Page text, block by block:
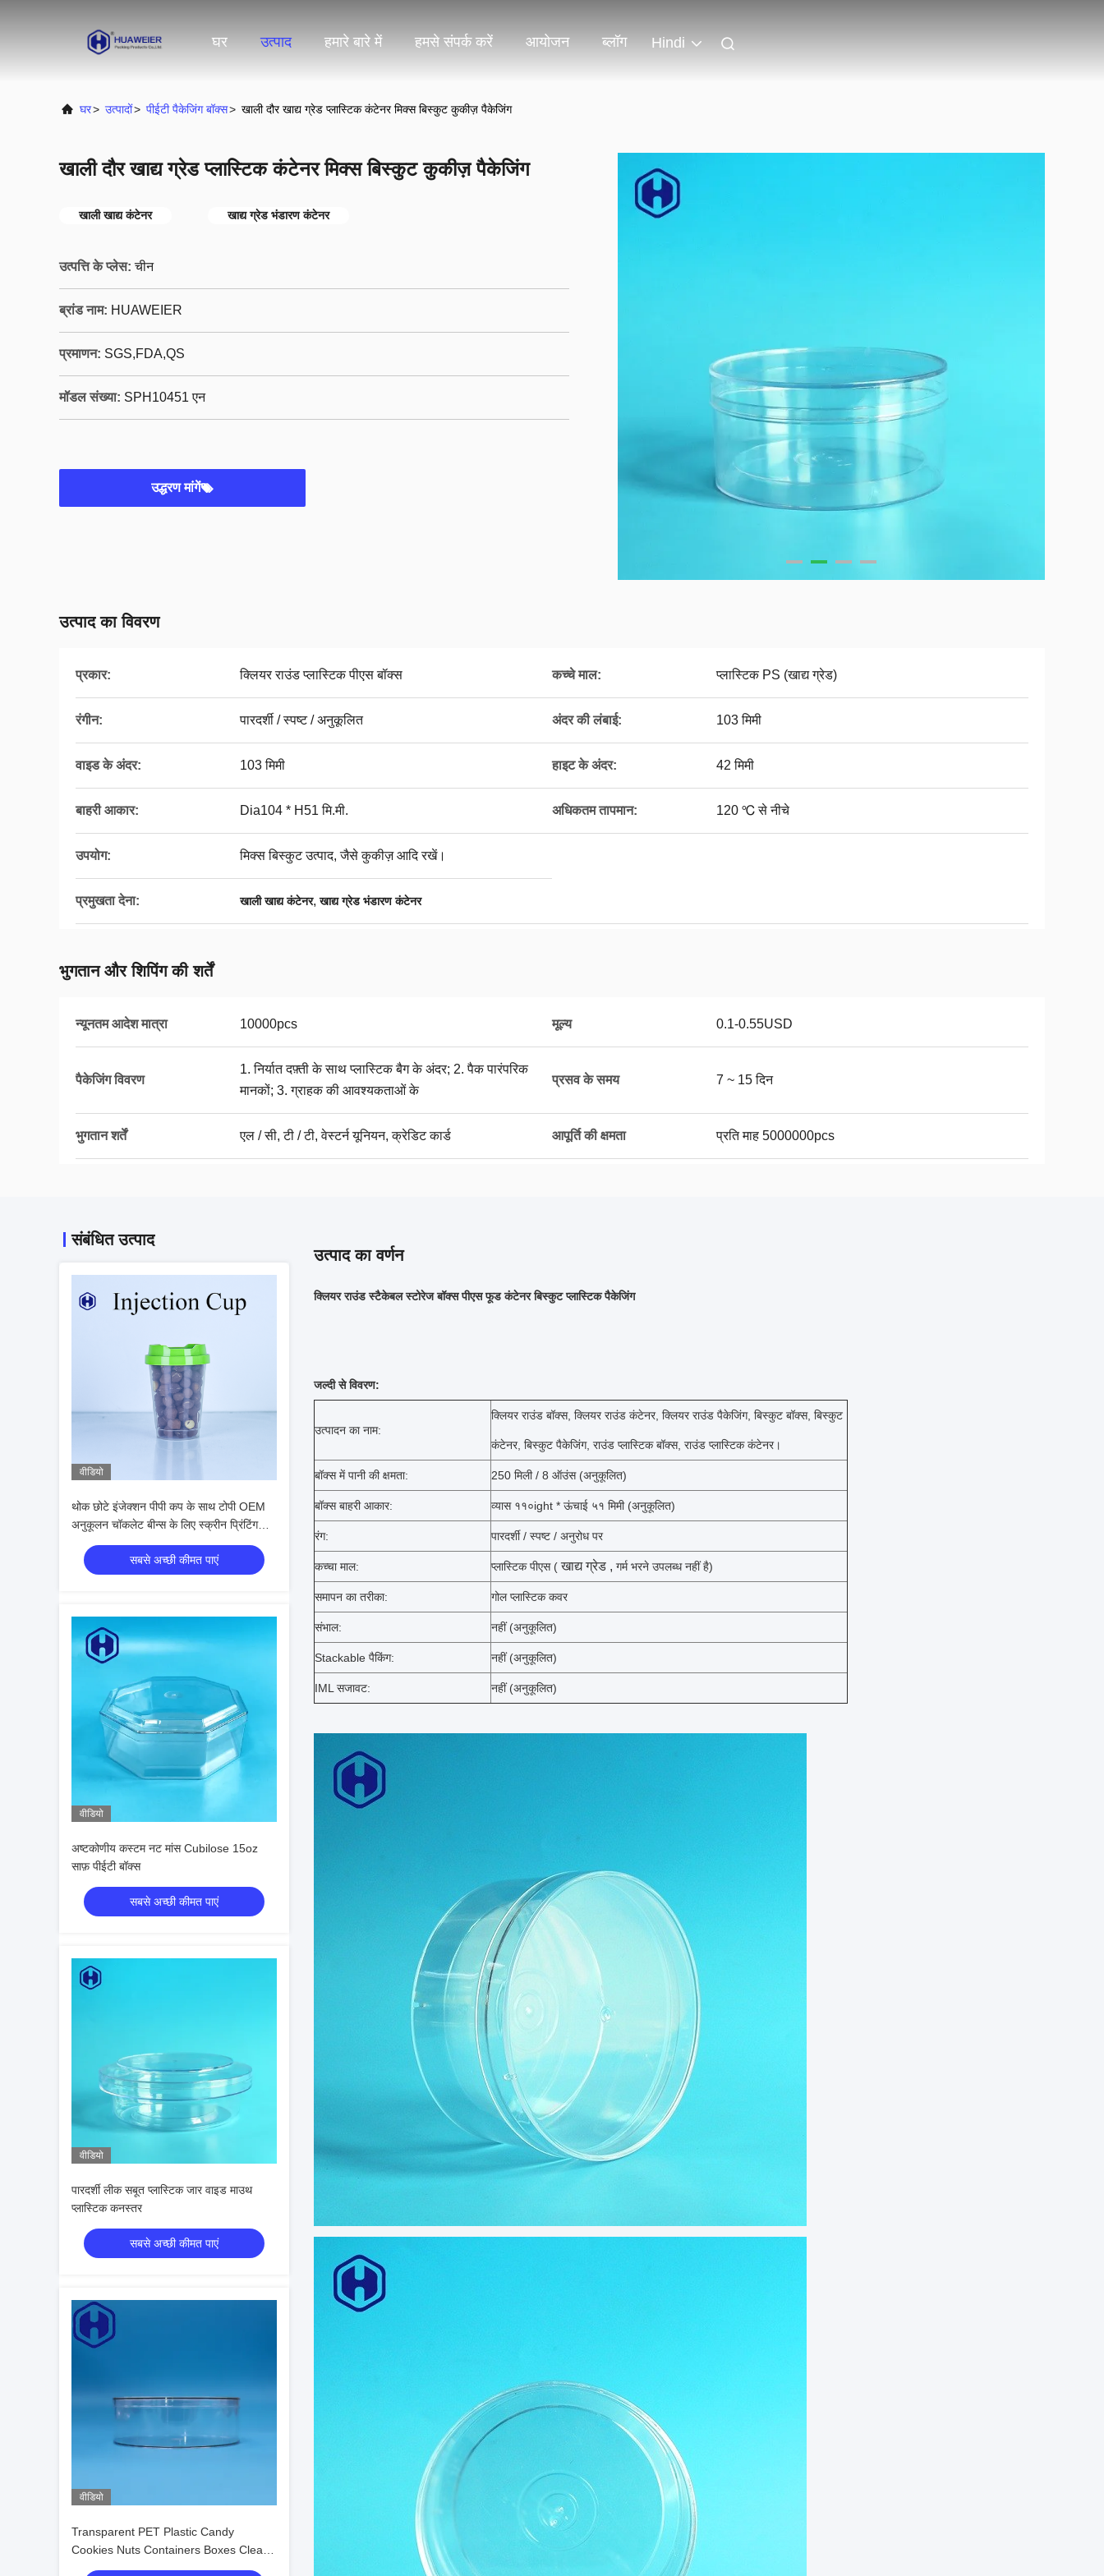
घर उत्पाद हमारे बारे में हमसे संपर्क करें आयोजन ब्लॉग Hindi
घर> उत्पादों> पीईटी पैकेजिंग बॉक्स> खाली दौर खाद्य ग्रेड प्लास्टिक कंटेनर मिक्स बिस्कुट कुकीज़ पैकेजिंग
खाली दौर खाद्य ग्रेड प्लास्टिक कंटेनर मिक्स बिस्कुट कुकीज़ पैकेजिंग
खाली खाद्य कंटेनर खाद्य ग्रेड भंडारण कंटेनर
उत्पत्ति के प्लेस: चीन
ब्रांड नाम: HUAWEIER
प्रमाणन: SGS,FDA,QS
मॉडल संख्या: SPH10451 एन
उद्धरण मांगें
उत्पाद का विवरण
प्रकार: क्लियर राउंड प्लास्टिक पीएस बॉक्स कच्चे माल: प्लास्टिक PS (खाद्य ग्रेड)
रंगीन: पारदर्शी / स्पष्ट / अनुकूलित अंदर की लंबाई: 103 मिमी
वाइड के अंदर: 103 मिमी हाइट के अंदर: 42 मिमी
बाहरी आकार: Dia104 * H51 मि.मी. अधिकतम तापमान: 120 ℃ से नीचे
उपयोग: मिक्स बिस्कुट उत्पाद, जैसे कुकीज़ आदि रखें।
प्रमुखता देना: खाली खाद्य कंटेनर,खाद्य ग्रेड भंडारण कंटेनर
भुगतान और शिपिंग की शर्तें
न्यूनतम आदेश मात्रा 10000pcs मूल्य 0.1-0.55USD
पैकेजिंग विवरण
1. निर्यात दफ़्ती के साथ प्लास्टिक बैग के अंदर; 2. पैक पारंपरिक
मानकों; 3. ग्राहक की आवश्यकताओं के
प्रसव के समय 7 ~ 15 दिन
भुगतान शर्तें एल / सी, टी / टी, वेस्टर्न यूनियन, क्रेडिट कार्ड आपूर्ति की क्षमता प्रति माह 5000000pcs
संबंधित उत्पाद
वीडियो
थोक छोटे इंजेक्शन पीपी कप के साथ टोपी OEM
अनुकूलन चॉकलेट बीन्स के लिए स्क्रीन प्रिंटिंग
सबसे अच्छी कीमत पाएं
वीडियो
अष्टकोणीय कस्टम नट मांस Cubilose 15oz
साफ़ पीईटी बॉक्स
सबसे अच्छी कीमत पाएं
वीडियो
पारदर्शी लीक सबूत प्लास्टिक जार वाइड माउथ
प्लास्टिक कनस्तर
सबसे अच्छी कीमत पाएं
वीडियो
Transparent PET Plastic Candy
Cookies Nuts Containers Boxes Clear
Lids Food Grade
उत्पाद का वर्णन
क्लियर राउंड स्टैकेबल स्टोरेज बॉक्स पीएस फूड कंटेनर बिस्कुट प्लास्टिक पैकेजिंग
जल्दी से विवरण:
उत्पादन का नाम:
क्लियर राउंड बॉक्स, क्लियर राउंड कंटेनर, क्लियर राउंड पैकेजिंग, बिस्कुट बॉक्स, बिस्कुट
कंटेनर, बिस्कुट पैकेजिंग, राउंड प्लास्टिक बॉक्स, राउंड प्लास्टिक कंटेनर।
बॉक्स में पानी की क्षमता: 250 मिली / 8 ऑउंस (अनुकूलित)
बॉक्स बाहरी आकार: व्यास ११०ight * ऊंचाई ५१ मिमी (अनुकूलित)
रंग: पारदर्शी / स्पष्ट / अनुरोध पर
कच्चा माल: प्लास्टिक पीएस ( खाद्य ग्रेड , गर्म भरने उपलब्ध नहीं है)
समापन का तरीका: गोल प्लास्टिक कवर
संभाल: नहीं (अनुकूलित)
Stackable पैकिंग: नहीं (अनुकूलित)
IML सजावट: नहीं (अनुकूलित)